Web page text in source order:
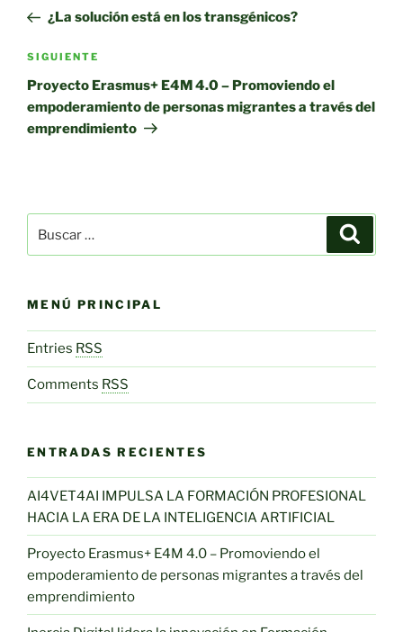
entradas
anterior:
¿La solución está en los transgénicos?
Siguiente
entrada
SIGUIENTE
Proyecto Erasmus+ E4M 4.0 – Promoviendo el
empoderamiento de personas migrantes a través del
emprendimiento
por:
MENÚ PRINCIPAL
Entries RSS
Comments RSS
ENTRADAS RECIENTES
AI4VET4AI IMPULSA LA FORMACIÓN PROFESIONAL
HACIA LA ERA DE LA INTELIGENCIA ARTIFICIAL
Proyecto Erasmus+ E4M 4.0 – Promoviendo el
empoderamiento de personas migrantes a través del
emprendimiento